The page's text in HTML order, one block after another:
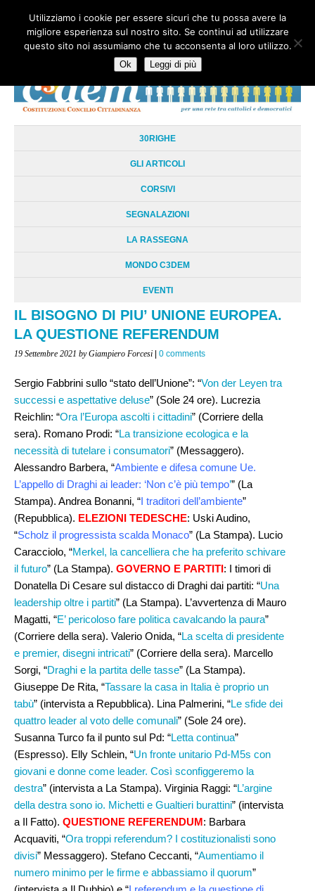
HOME CHI SIAMO LA RETE LE RADICI DOCUMENTAZIONE
AREE TEMATICHE
30RIGHE
GLI ARTICOLI
CORSIVI
SEGNALAZIONI
LA RASSEGNA
MONDO C3DEM
EVENTI
IL BISOGNO DI PIU’ UNIONE EUROPEA.
LA QUESTIONE REFERENDUM
19 Settembre 2021 by Giampiero Forcesi | 0 comments
Sergio Fabbrini sullo “stato dell’Unione”: “Von der Leyen tra
successi e aspettative deluse” (Sole 24 ore). Lucrezia
Reichlin: “Ora l’Europa ascolti i cittadini” (Corriere della
sera). Romano Prodi: “La transizione ecologica e la
necessità di tutelare i consumatori” (Messaggero).
Alessandro Barbera, “Ambiente e difesa comune Ue.
L’appello di Draghi ai leader: ‘Non c’è più tempo’” (La
Stampa). Andrea Bonanni, “I traditori dell’ambiente”
(Repubblica). ELEZIONI TEDESCHE: Uski Audino,
“Scholz il progressista scalda Monaco” (La Stampa). Lucio
Caracciolo, “Merkel, la cancelliera che ha preferito schivare
il futuro” (La Stampa). GOVERNO E PARTITI: I timori di
Donatella Di Cesare sul distacco di Draghi dai partiti: “Una
leadership oltre i partiti” (La Stampa). L’avvertenza di Mauro
Magatti, “E’ pericoloso fare politica cavalcando la paura”
(Corriere della sera). Valerio Onida, “La scelta di presidente
e premier, disegni intricati” (Corriere della sera). Marcello
Sorgi, “Draghi e la partita delle tasse” (La Stampa).
Giuseppe De Rita, “Tassare la casa in Italia è proprio un
tabù” (intervista a Repubblica). Lina Palmerini, “Le sfide dei
quattro leader al voto delle comunali” (Sole 24 ore).
Susanna Turco fa il punto sul Pd: “Letta continua”
(Espresso). Elly Schlein, “Un fronte unitario Pd-M5s con
giovani e donne come leader. Così sconfiggeremo la
destra” (intervista a La Stampa). Virginia Raggi: “L’argine
della destra sono io. Michetti e Gualtieri burattini” (intervista
a Il Fatto). QUESTIONE REFERENDUM: Barbara
Acquaviti, “Ora troppi referendum? I costituzionalisti sono
divisi” Messaggero). Stefano Ceccanti, “Aumentiamo il
numero minimo per le firme e abbassiamo il quorum”
Utilizziamo i cookie per essere sicuri che tu possa avere la
migliore esperienza sul nostro sito. Se continui ad utilizzare
questo sito noi assumiamo che tu acconsenta al loro utilizzo.
Ok Leggi di più